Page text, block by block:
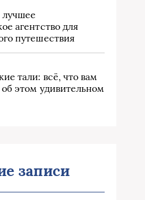
лучшее
агентство для
путешествия
тали: всё, что вам
этом удивительном
записи